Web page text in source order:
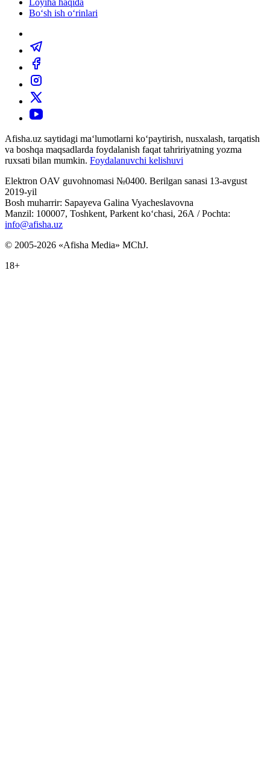
Bo‘sh ish o‘rinlari
Afisha.uz saytidagi ma‘lumotlarni ko‘paytirish, nusxalash, tarqatish
va boshqa maqsadlarda foydalanish faqat tahririyatning yozma
ruxsati bilan mumkin. Foydalanuvchi kelishuvi
Elektron OAV guvohnomasi №0400. Berilgan sanasi 13-avgust
2019-yil
Bosh muharrir: Sapayeva Galina Vyacheslavovna
Manzil: 100007, Toshkent, Parkent ko‘chasi, 26А / Pochta:
info@afisha.uz
© 2005-2026 «Afisha Media» MChJ.
18+